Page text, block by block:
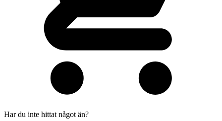
Har du inte hittat något än?